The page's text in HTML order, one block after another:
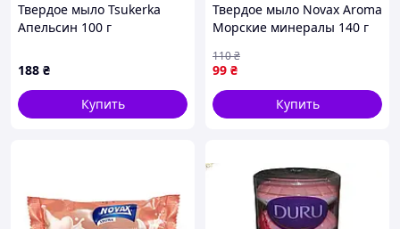
Твердое мыло Tsukerka
Апельсин 100 г
f
188 ₴
Купить
Твердое мыло Novax Aroma
Морские минералы 140 г
99 ₴
110₴
Купить